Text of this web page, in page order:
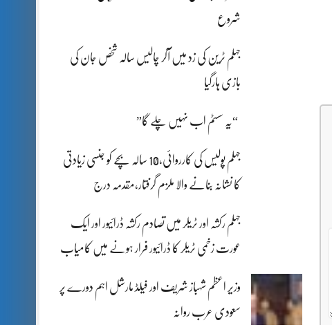
شروع
جہلم ٹرین کی زد میں آکر چالیس سالہ شخص جان کی
بازی ہارگیا
“یہ سسٹم اب نہیں چلے گا”
جہلم پولیس کی کارروائی،10 سالہ بچے کو جنسی زیادتی
کا نشانہ بنانے والا ملزم گرفتار،مقدمہ درج
جہلم رکشہ اور ٹریلر میں تصادم رکشہ ڈرائیور اور ایک
عورت زخمی ٹریلر کا ڈرائیور فرار ہونے میں کامیاب
وزیر اعظم شہباز شریف اور فیلڈ مارشل اہم دورے پر
سعودی عرب روانہ